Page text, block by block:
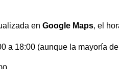
en Google Maps, el
a 18:00 (aunque la mayoría